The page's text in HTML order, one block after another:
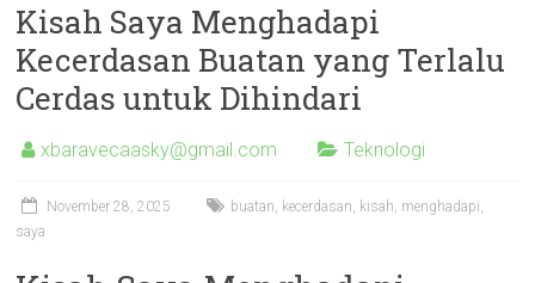
Kisah Saya Menghadapi
Kecerdasan Buatan yang Terlalu
Cerdas untuk Dihindari
xbaravecaasky@gmail.com Teknologi
November 28, 2025 buatan, kecerdasan, kisah, menghadapi,
saya